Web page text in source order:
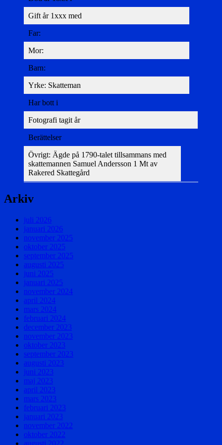
Gift år 1xxx med
Far:
Mor:
Barn:
Yrke: Skatteman
Har bott i
Fotografi tagit år
Berättelser
Övrigt: Ägde på 1790-talet tillsammans med
skattemannen Samuel Andersson 1 Mt av
Rakered Skattegård
Arkiv
juli 2026
januari 2026
november 2025
oktober 2025
september 2025
augusti 2025
juni 2025
januari 2025
november 2024
april 2024
mars 2024
februari 2024
december 2023
november 2023
oktober 2023
september 2023
augusti 2023
juni 2023
maj 2023
april 2023
mars 2023
februari 2023
januari 2023
november 2022
oktober 2022
augusti 2022